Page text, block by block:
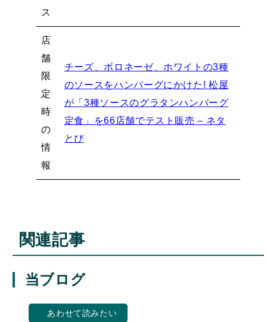
ス
店
舗
限
定
時
の
情
報
チーズ、ボロネーゼ、ホワイトの3種
のソースをハンバーグにかけた! 松屋
が「3種ソースのグラタンハンバーグ
定食」を66店舗でテスト販売 – ネタ
とぴ
関連記事
当ブログ
あわせて読みたい